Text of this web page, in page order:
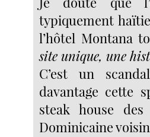
typiquement
l’hôtel Montana
site unique, une
C’est un
davantage cette
steak house
Dominicaine